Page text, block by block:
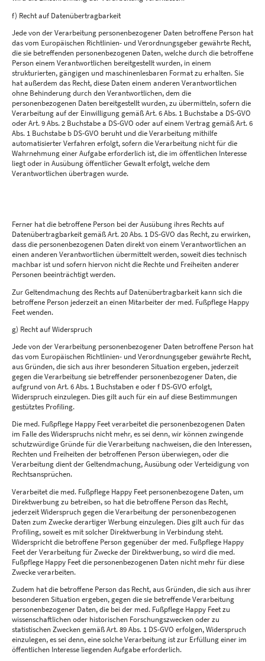
f) Recht auf Datenübertragbarkeit
Jede von der Verarbeitung personenbezogener Daten betroffene Person hat
das vom Europäischen Richtlinien- und Verordnungsgeber gewährte Recht,
die sie betreffenden personenbezogenen Daten, welche durch die betroffene
Person einem Verantwortlichen bereitgestellt wurden, in einem
strukturierten, gängigen und maschinenlesbaren Format zu erhalten. Sie
hat außerdem das Recht, diese Daten einem anderen Verantwortlichen
ohne Behinderung durch den Verantwortlichen, dem die
personenbezogenen Daten bereitgestellt wurden, zu übermitteln, sofern die
Verarbeitung auf der Einwilligung gemäß Art. 6 Abs. 1 Buchstabe a DS-GVO
oder Art. 9 Abs. 2 Buchstabe a DS-GVO oder auf einem Vertrag gemäß Art. 6
Abs. 1 Buchstabe b DS-GVO beruht und die Verarbeitung mithilfe
automatisierter Verfahren erfolgt, sofern die Verarbeitung nicht für die
Wahrnehmung einer Aufgabe erforderlich ist, die im öffentlichen Interesse
liegt oder in Ausübung öffentlicher Gewalt erfolgt, welche dem
Verantwortlichen übertragen wurde.
Ferner hat die betroffene Person bei der Ausübung ihres Rechts auf
Datenübertragbarkeit gemäß Art. 20 Abs. 1 DS-GVO das Recht, zu erwirken,
dass die personenbezogenen Daten direkt von einem Verantwortlichen an
einen anderen Verantwortlichen übermittelt werden, soweit dies technisch
machbar ist und sofern hiervon nicht die Rechte und Freiheiten anderer
Personen beeinträchtigt werden.
Zur Geltendmachung des Rechts auf Datenübertragbarkeit kann sich die
betroffene Person jederzeit an einen Mitarbeiter der med. Fußpflege Happy
Feet wenden.
g) Recht auf Widerspruch
Jede von der Verarbeitung personenbezogener Daten betroffene Person hat
das vom Europäischen Richtlinien- und Verordnungsgeber gewährte Recht,
aus Gründen, die sich aus ihrer besonderen Situation ergeben, jederzeit
gegen die Verarbeitung sie betreffender personenbezogener Daten, die
aufgrund von Art. 6 Abs. 1 Buchstaben e oder f DS-GVO erfolgt,
Widerspruch einzulegen. Dies gilt auch für ein auf diese Bestimmungen
gestütztes Profiling.
Die med. Fußpflege Happy Feet verarbeitet die personenbezogenen Daten
im Falle des Widerspruchs nicht mehr, es sei denn, wir können zwingende
schutzwürdige Gründe für die Verarbeitung nachweisen, die den Interessen,
Rechten und Freiheiten der betroffenen Person überwiegen, oder die
Verarbeitung dient der Geltendmachung, Ausübung oder Verteidigung von
Rechtsansprüchen.
Verarbeitet die med. Fußpflege Happy Feet personenbezogene Daten, um
Direktwerbung zu betreiben, so hat die betroffene Person das Recht,
jederzeit Widerspruch gegen die Verarbeitung der personenbezogenen
Daten zum Zwecke derartiger Werbung einzulegen. Dies gilt auch für das
Profiling, soweit es mit solcher Direktwerbung in Verbindung steht.
Widerspricht die betroffene Person gegenüber der med. Fußpflege Happy
Feet der Verarbeitung für Zwecke der Direktwerbung, so wird die med.
Fußpflege Happy Feet die personenbezogenen Daten nicht mehr für diese
Zwecke verarbeiten.
Zudem hat die betroffene Person das Recht, aus Gründen, die sich aus ihrer
besonderen Situation ergeben, gegen die sie betreffende Verarbeitung
personenbezogener Daten, die bei der med. Fußpflege Happy Feet zu
wissenschaftlichen oder historischen Forschungszwecken oder zu
statistischen Zwecken gemäß Art. 89 Abs. 1 DS-GVO erfolgen, Widerspruch
einzulegen, es sei denn, eine solche Verarbeitung ist zur Erfüllung einer im
öffentlichen Interesse liegenden Aufgabe erforderlich.